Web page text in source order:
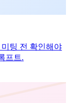
팅 전 확인해야
프트.